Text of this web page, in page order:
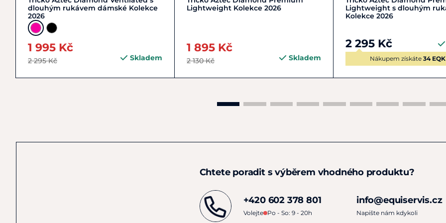
Materiál:80 % nylon, 20
rychleschnoucími
Pokyny k péči:
Perte na
sušičku. Nechte volně
pouze z rubové strany
detaily.
dlouhým rukávem dámské Kolekce
2026
1 995 Kč
2 295 Kč Skladem
Lightweight Kolekce 2026
1 895 Kč
2 130 Kč Skladem
Lightweight s dlouhým
Kolekce 2026
2 295 Kč
Nákupem získáte 34 EQK
Chtete poradit s výběrem vhodného produktu?
+420 602 378 801
Volejte Po - So: 9 - 20h
info@equiservis.cz
Napište nám kdykoli